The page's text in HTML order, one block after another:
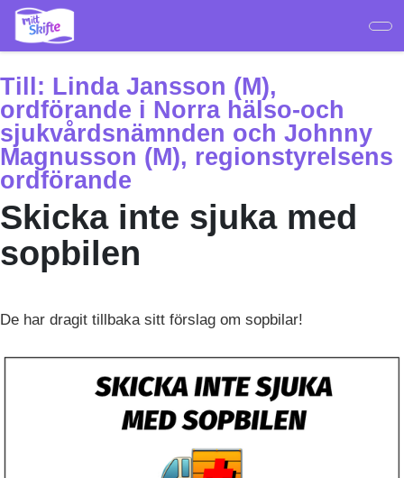
Hoppa
huvudinnehåll
Till: Linda Jansson (M),
ordförande i Norra hälso-och
sjukvårdsnämnden och Johnny
Magnusson (M), regionstyrelsens
ordförande
Skicka inte sjuka med
sopbilen
De har dragit tillbaka sitt förslag om sopbilar!